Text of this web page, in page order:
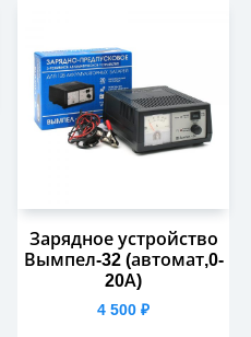
Зарядное устройство
Вымпел-32 (автомат,0-
20А)
4 500 ₽